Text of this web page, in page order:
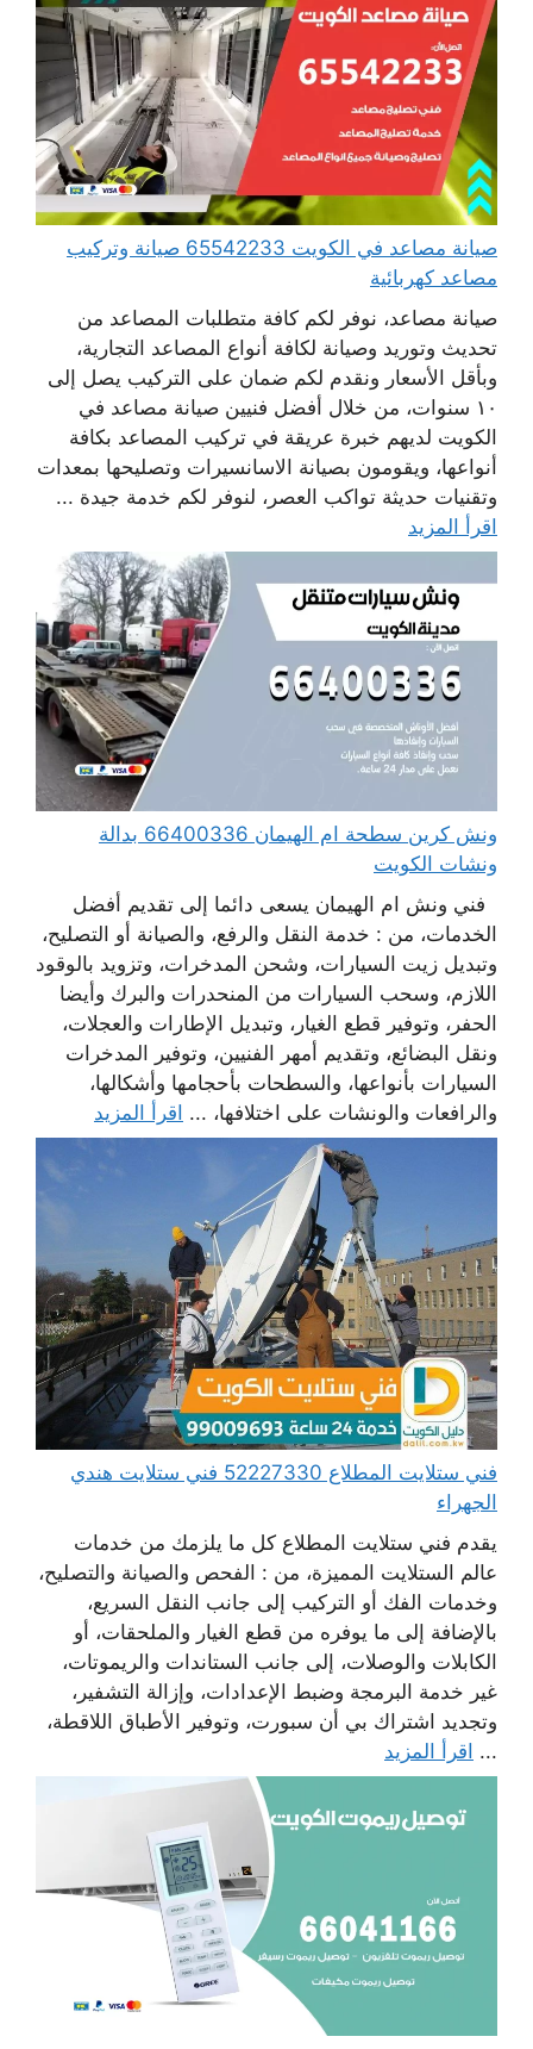
صيانة مصاعد في الكويت 65542233 صيانة وتركيب
مصاعد كهربائية
صيانة مصاعد، نوفر لكم كافة متطلبات المصاعد من
تحديث وتوريد وصيانة لكافة أنواع المصاعد التجارية،
وبأقل الأسعار ونقدم لكم ضمان على التركيب يصل إلى
١٠ سنوات، من خلال أفضل فنيين صيانة مصاعد في
الكويت لديهم خبرة عريقة في تركيب المصاعد بكافة
أنواعها، ويقومون بصيانة الاسانسيرات وتصليحها بمعدات
وتقنيات حديثة تواكب العصر، لنوفر لكم خدمة جيدة ...
اقرأ المزيد
ونش كرين سطحة ام الهيمان 66400336 بدالة
ونشات الكويت
فني ونش ام الهيمان يسعى دائما إلى تقديم أفضل
الخدمات، من : خدمة النقل والرفع، والصيانة أو التصليح،
وتبديل زيت السيارات، وشحن المدخرات، وتزويد بالوقود
اللازم، وسحب السيارات من المنحدرات والبرك وأيضا
الحفر، وتوفير قطع الغيار، وتبديل الإطارات والعجلات،
ونقل البضائع، وتقديم أمهر الفنيين، وتوفير المدخرات
السيارات بأنواعها، والسطحات بأحجامها وأشكالها،
والرافعات والونشات على اختلافها، ... اقرأ المزيد
فني ستلايت المطلاع 52227330 فني ستلايت هندي
الجهراء
يقدم فني ستلايت المطلاع كل ما يلزمك من خدمات
عالم الستلايت المميزة، من : الفحص والصيانة والتصليح،
وخدمات الفك أو التركيب إلى جانب النقل السريع،
بالإضافة إلى ما يوفره من قطع الغيار والملحقات، أو
الكابلات والوصلات، إلى جانب الستاندات والريموتات،
غير خدمة البرمجة وضبط الإعدادات، وإزالة التشفير،
وتجديد اشتراك بي أن سبورت، وتوفير الأطباق اللاقطة،
... اقرأ المزيد